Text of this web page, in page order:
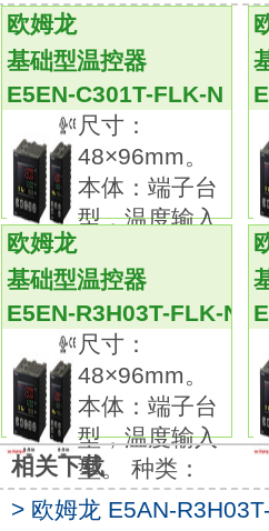
输入种类：热电偶或铂电
报警输出：3点。
控制输出：继电器输出。
加热器断线：是。
安装可选单元：有。
畅销的多用途温控器现
温控器现在可进行模拟输
更快速的采样速度250ms
提供传送输出，可简单输
带有回路断开报警（LBA
（HS报警）的型号可选。
简单设置11段显示屏。
配备了手动输出功能欧姆
N手册。
带通信的型号安装新协议
USB串行转换电缆可选。
器可简单设定高精度的灵
欧姆龙
基础型温控器
E5EN-C301T-FLK-N
尺寸：
48×96mm。
本体：端子台
型，温度输入
欧姆龙
基础型温控器
E5EN-R3H03T-FLK-N
尺寸：
48×96mm。
本体：端子台
型，温度输入
型。 种类：
相关下载
> 欧姆龙 E5AN-